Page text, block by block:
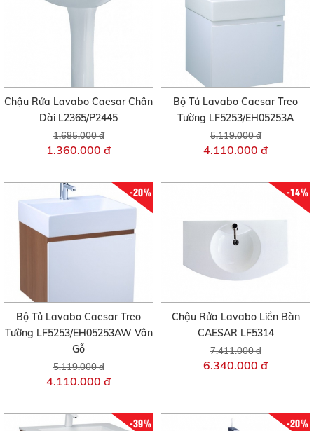
Chậu Rửa Lavabo Caesar Chân
Dài L2365/P2445
1.685.000 đ
1.360.000 đ
Bộ Tủ Lavabo Caesar Treo
Tường LF5253/EH05253A
5.119.000 đ
4.110.000 đ
-20%
Bộ Tủ Lavabo Caesar Treo
Tường LF5253/EH05253AW Vân
Gỗ
5.119.000 đ
4.110.000 đ
-14%
Chậu Rửa Lavabo Liền Bàn
CAESAR LF5314
7.411.000 đ
6.340.000 đ
-39% -20%